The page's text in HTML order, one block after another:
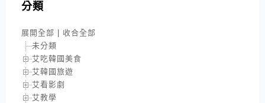
分類
展開全部
收合全部
未分類
艾吃韓國美食
艾韓國旅遊
艾看影劇
艾教學